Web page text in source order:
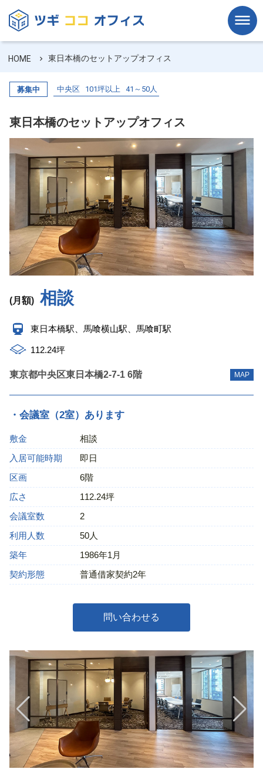
HOME 東日本橋のセットアップオフィス
募集中 中央区 101坪以上 41～50人
東日本橋のセットアップオフィス
(月額) 相談
東日本橋駅、馬喰横山駅、馬喰町駅
112.24坪
東京都中央区東日本橋2‐7‐1 6階 MAP
・会議室（2室）あります
敷金
相談
入居可能時期
即日
区画
6階
広さ
112.24坪
会議室数
2
利用人数
50人
築年
1986年1月
契約形態
普通借家契約2年
問い合わせる